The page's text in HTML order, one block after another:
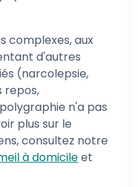
complexes, aux
d'autres
(narcolepsie,
repos,
n'a pas
plus sur le
consultez notre
à domicileet